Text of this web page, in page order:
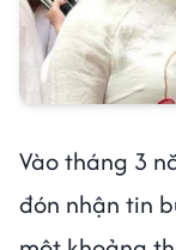
Vào tháng 3
đón nhận tin